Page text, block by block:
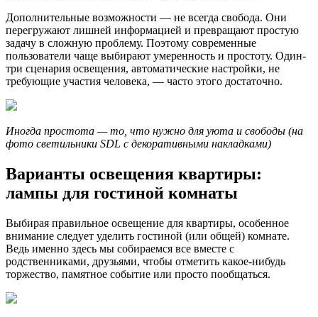
Дополнительные возможности — не всегда свобода. Они
перегружают лишней информацией и превращают простую
задачу в сложную проблему. Поэтому современные
пользователи чаще выбирают умеренность и простоту. Один-
три сценария освещения, автоматические настройки, не
требующие участия человека, — часто этого достаточно.
Иногда простота — то, что нужно для уюта и свободы (на
фото светильники SDL с декоративными накладками)
Варианты освещения квартиры:
лампы для гостиной комнаты
Выбирая правильное освещение для квартиры, особенное
внимание следует уделить гостиной (или общей) комнате.
Ведь именно здесь мы собираемся все вместе с
родственниками, друзьями, чтобы отметить какое-нибудь
торжество, памятное событие или просто пообщаться.